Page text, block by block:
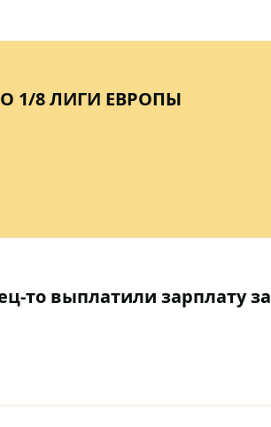
1/8 ЛИГИ ЕВРОПЫ
то выплатили зарплату за